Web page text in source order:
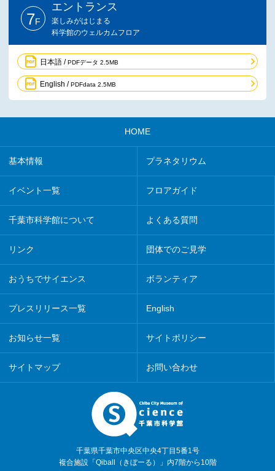
7F
エントランス
楽しみがはじまる
科学館のウェルカムフロア
日本語 /PDFデータ 2.5MB
English /PDFdata 2.5MB
HOME
基本情報 プラネタリウム
イベント一覧 フロアガイド
千葉市科学館について よくある質問
リンク 団体でのご見学
おうちでサイエンス ボランティア
プレスリリース一覧 English
お知らせ一覧 サイトポリシー
サイトマップ お問い合わせ
千葉県千葉市中央区中央4丁目5番1号
複合施設「Qiball（きぼーる）」内7階から10階